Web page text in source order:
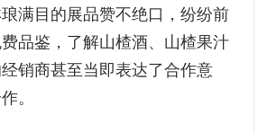
满目的展品赞不绝口，纷纷前
品鉴，了解山楂酒、山楂果汁
销商甚至当即表达了合作意
。